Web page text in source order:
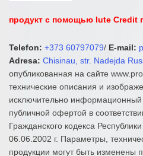
продукт с помощью Iute Credit
Telefon: +373 60797079/ E-mail:
Adresa: Chisinau, str. Nadejda
опубликованная на сайте
технические описания и
исключительно информационный
публичной офертой в
Гражданского кодекса
06.06.2002 г. Параметры,
продукции могут быть изменены